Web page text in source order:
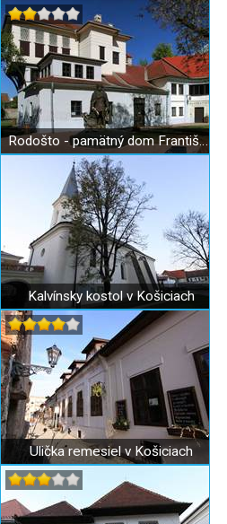
Rodošto - pamätný dom Františka II. Rákocziho
Kalvínsky kostol v Košiciach
Ulička remesiel v Košiciach